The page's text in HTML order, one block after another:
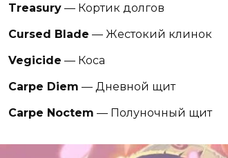
Treasury— Кортик долгов
Cursed Blade — Жестокий клинок
Vegicide — Коса
Carpe Diem — Дневной щит
Carpe Noctem — Полуночный щит